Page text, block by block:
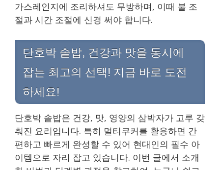
가스레인지에 조리하셔도 무방하며, 이때 불 조
절과 시간 조절에 신경 써야 합니다.
단호박 솥밥, 건강과 맛을 동시에
잡는 최고의 선택! 지금 바로 도전
하세요!
단호박 솥밥은 건강, 맛, 영양의 삼박자가 고루 갖
춰진 요리입니다. 특히 멀티쿠커를 활용하면 간
편하고 빠르게 완성할 수 있어 현대인의 필수 아
이템으로 자리 잡고 있습니다. 이번 글에서 소개